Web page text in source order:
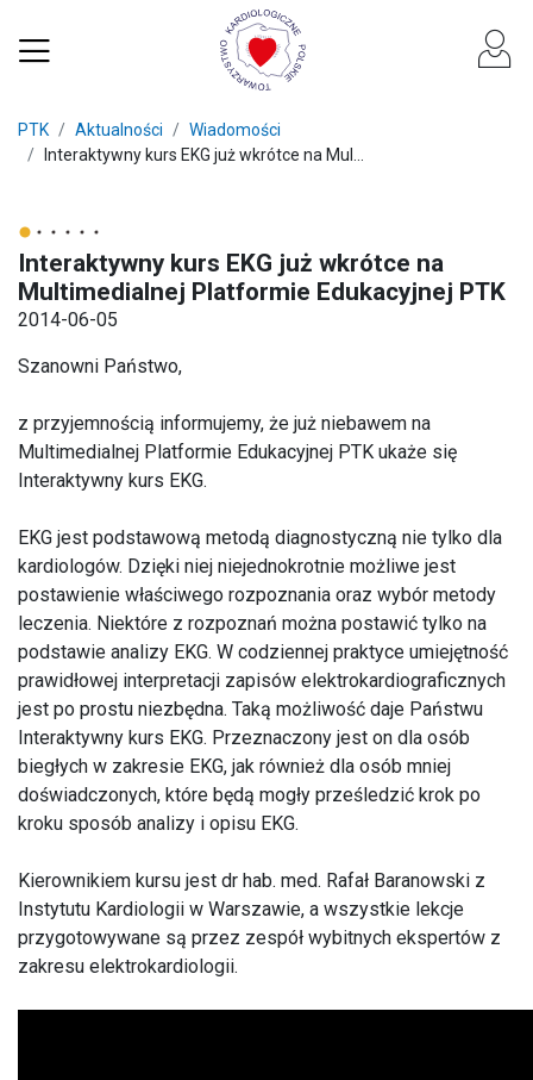
PTK Aktualności
Wiadomości
Interaktywny kurs EKG już wkrótce na Mul...
Interaktywny kurs EKG już wkrótce na
Multimedialnej Platformie Edukacyjnej PTK
2014-06-05
Szanowni Państwo,
z przyjemnością informujemy, że już niebawem na
Multimedialnej Platformie Edukacyjnej PTK ukaże się
Interaktywny kurs EKG.
EKG jest podstawową metodą diagnostyczną nie tylko dla
kardiologów. Dzięki niej niejednokrotnie możliwe jest
postawienie właściwego rozpoznania oraz wybór metody
leczenia. Niektóre z rozpoznań można postawić tylko na
podstawie analizy EKG. W codziennej praktyce umiejętność
prawidłowej interpretacji zapisów elektrokardiograficznych
jest po prostu niezbędna. Taką możliwość daje Państwu
Interaktywny kurs EKG. Przeznaczony jest on dla osób
biegłych w zakresie EKG, jak również dla osób mniej
doświadczonych, które będą mogły prześledzić krok po
kroku sposób analizy i opisu EKG.
Kierownikiem kursu jest dr hab. med. Rafał Baranowski z
Instytutu Kardiologii w Warszawie, a wszystkie lekcje
przygotowywane są przez zespół wybitnych ekspertów z
zakresu elektrokardiologii.